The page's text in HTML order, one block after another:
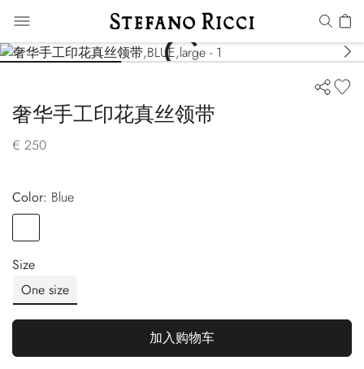
奢华手工印花真丝领带
€ 250
Color:
blue
Size
One size
加入购物车